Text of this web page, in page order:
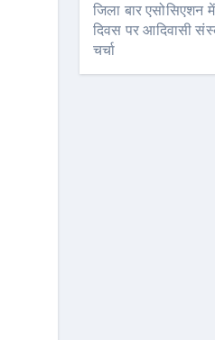
जिला बार एसोसिएशन
दिवस पर आदिवासी
चर्चा